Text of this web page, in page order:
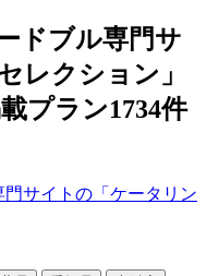
ドブル専門サ
レクション」
プラン1734件